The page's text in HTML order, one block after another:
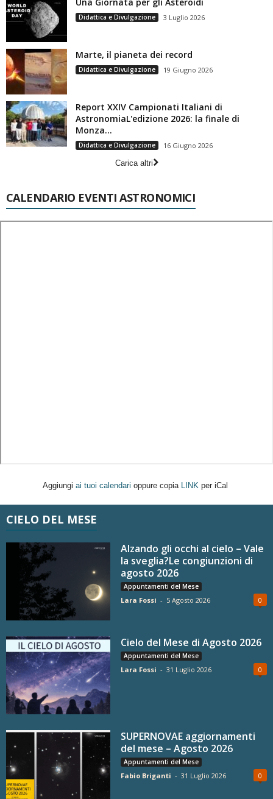
Didattica e Divulgazione 3 Luglio 2026
Marte, il pianeta dei record
Didattica e Divulgazione 19 Giugno 2026
Report XXIV Campionati Italiani di
AstronomiaL'edizione 2026: la finale di
Monza...
Didattica e Divulgazione
16 Giugno 2026
Carica altri
CALENDARIO EVENTI ASTRONOMICI
Aggiungi ai tuoi calendari oppure copia LINK per iCal
CIELO DEL MESE
Alzando gli occhi al cielo – Vale
la sveglia?Le congiunzioni di
agosto 2026
Appuntamenti del Mese
Lara Fossi - 5 Agosto 2026 0
Cielo del Mese di Agosto 2026
Appuntamenti del Mese
Lara Fossi - 31 Luglio 2026 0
SUPERNOVAE aggiornamenti
del mese – Agosto 2026
Appuntamenti del Mese
Fabio Briganti - 31 Luglio 2026 0